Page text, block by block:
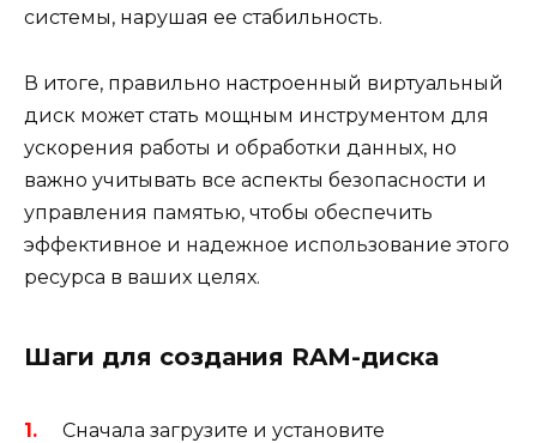
системы, нарушая ее стабильность.
В итоге, правильно настроенный виртуальный
диск может стать мощным инструментом для
ускорения работы и обработки данных, но
важно учитывать все аспекты безопасности и
управления памятью, чтобы обеспечить
эффективное и надежное использование этого
ресурса в ваших целях.
Шаги для создания RAM-диска
Сначала загрузите и установите